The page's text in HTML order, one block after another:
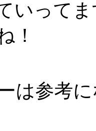
いって
！
は参考